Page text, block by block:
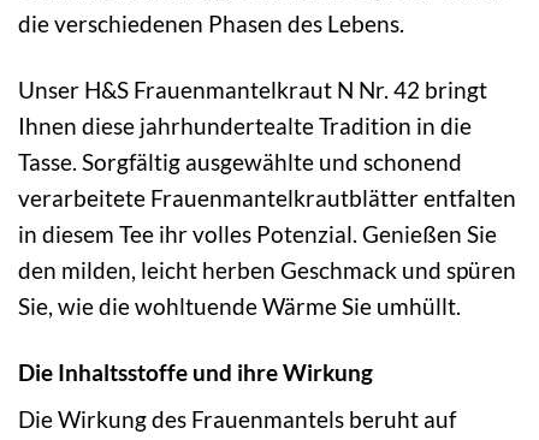
die verschiedenen Phasen des Lebens.
Unser H&S Frauenmantelkraut N Nr. 42 bringt
Ihnen diese jahrhundertealte Tradition in die
Tasse. Sorgfältig ausgewählte und schonend
verarbeitete Frauenmantelkrautblätter entfalten
in diesem Tee ihr volles Potenzial. Genießen Sie
den milden, leicht herben Geschmack und spüren
Sie, wie die wohltuende Wärme Sie umhüllt.
Die Inhaltsstoffe und ihre Wirkung
Die Wirkung des Frauenmantels beruht auf